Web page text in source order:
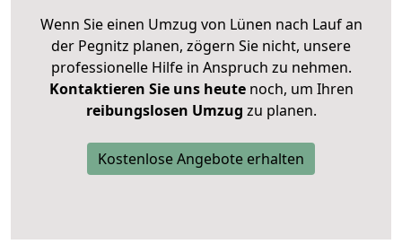
Wenn Sie einen Umzug von Lünen nach Lauf an
der Pegnitz planen, zögern Sie nicht, unsere
professionelle Hilfe in Anspruch zu nehmen.
Kontaktieren Sie uns heutenoch, um Ihren
reibungslosen Umzug zu planen.
Kostenlose Angebote erhalten